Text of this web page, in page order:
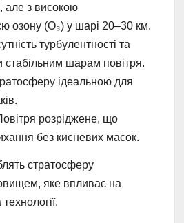
але з високою
озону (O₃) у шарі 20–30 км.
турбулентності та
стабільним шарам повітря.
ідеальною для
розріджене, що
без кисневих масок.
стратосферу
яке впливає на